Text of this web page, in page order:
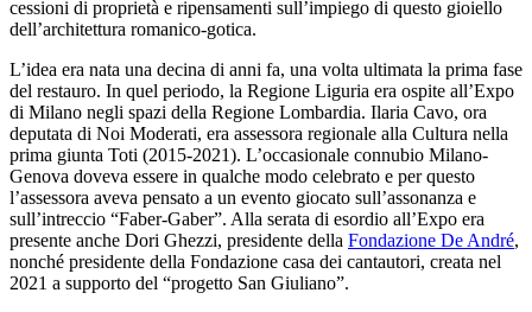
cessioni di proprietà e ripensamenti sull’impiego di questo gioiello
dell’architettura romanico-gotica.
L’idea era nata una decina di anni fa, una volta ultimata la prima fase
del restauro. In quel periodo, la Regione Liguria era ospite all’Expo
di Milano negli spazi della Regione Lombardia. Ilaria Cavo, ora
deputata di Noi Moderati, era assessora regionale alla Cultura nella
prima giunta Toti (2015-2021). L’occasionale connubio Milano-
Genova doveva essere in qualche modo celebrato e per questo
l’assessora aveva pensato a un evento giocato sull’assonanza e
sull’intreccio “Faber-Gaber”. Alla serata di esordio all’Expo era
presente anche Dori Ghezzi, presidente della Fondazione De André,
nonché presidente della Fondazione casa dei cantautori, creata nel
2021 a supporto del “progetto San Giuliano”.